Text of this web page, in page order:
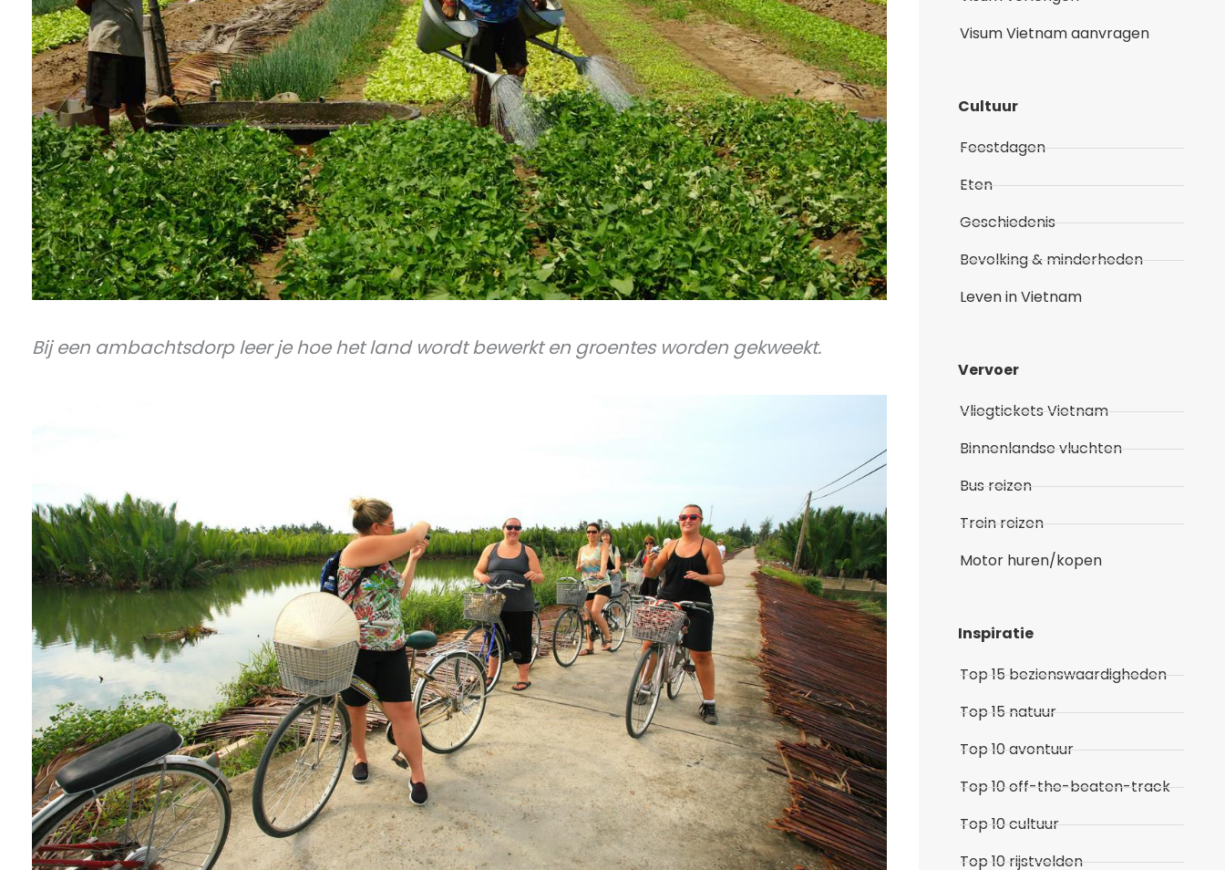
Bij een ambachtsdorp leer je hoe het land wordt bewerkt en groentes worden gekweekt.
Visum Vietnam aanvragen
Cultuur
Feestdagen
Eten
Geschiedenis
Bevolking & minderheden
Leven in Vietnam
Vervoer
Vliegtickets Vietnam
Binnenlandse vluchten
Bus reizen
Trein reizen
Motor huren/kopen
Inspiratie
Top 15 bezienswaardigheden
Top 15 natuur
Top 10 avontuur
Top 10 off-the-beaten-track
Top 10 cultuur
Top 10 rijstvelden